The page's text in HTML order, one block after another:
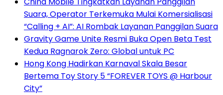
Suara, Operator Terkemuka Mulai Komersialisasi
“Calling + AI”: AI Rombak Layanan Panggilan Suara
Gravity Game Unite Resmi Buka Open Beta Test
Kedua Ragnarok Zero: Global untuk PC
Hong Kong Hadirkan Karnaval Skala Besar
Bertema Toy Story 5 “FOREVER TOYS @ Harbour
City”